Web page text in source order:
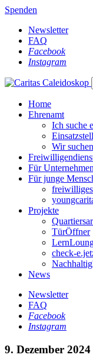
Spenden
Newsletter
FAQ
Facebook
Instagram
Home
Ehrenamt
Ich suche
Wir
Für Unternehmen
Für junge
Projekte
TürÖffner
check-
News
Newsletter
FAQ
Facebook
Instagram
9. Dezember 2024